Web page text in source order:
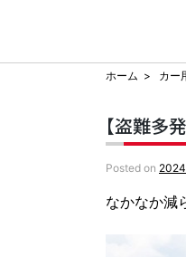
ホーム カー
【盗難多
Posted on
なかなか減